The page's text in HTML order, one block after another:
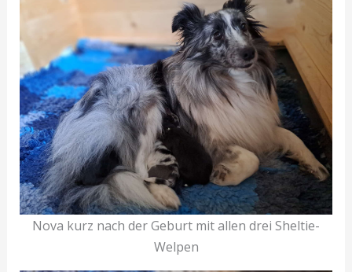
Nova kurz nach der Geburt mit allen drei Sheltie-
Welpen